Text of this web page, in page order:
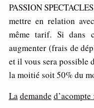
PASSION
mettre en relation
même tarif. Si dans
augmenter (frais de
et il vous sera possible
la moitié soit 50% du
Lademande d’acompte :